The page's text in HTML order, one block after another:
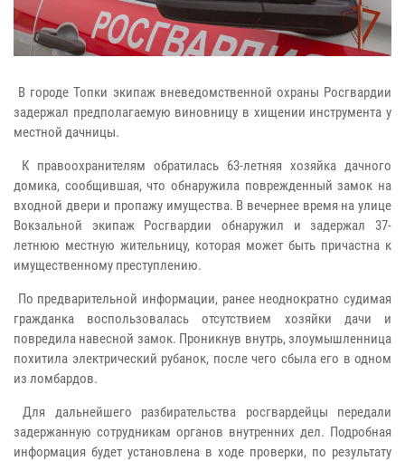
В городе Топки экипаж вневедомственной охраны Росгвардии
задержал предполагаемую виновницу в хищении инструмента у
местной дачницы.
К правоохранителям обратилась 63-летняя хозяйка дачного
домика, сообщившая, что обнаружила поврежденный замок на
входной двери и пропажу имущества. В вечернее время на улице
Вокзальной экипаж Росгвардии обнаружил и задержал 37-
летнюю местную жительницу, которая может быть причастна к
имущественному преступлению.
По предварительной информации, ранее неоднократно судимая
гражданка воспользовалась отсутствием хозяйки дачи и
повредила навесной замок. Проникнув внутрь, злоумышленница
похитила электрический рубанок, после чего сбыла его в одном
из ломбардов.
Для дальнейшего разбирательства росгвардейцы передали
задержанную сотрудникам органов внутренних дел. Подробная
информация будет установлена в ходе проверки, по результату